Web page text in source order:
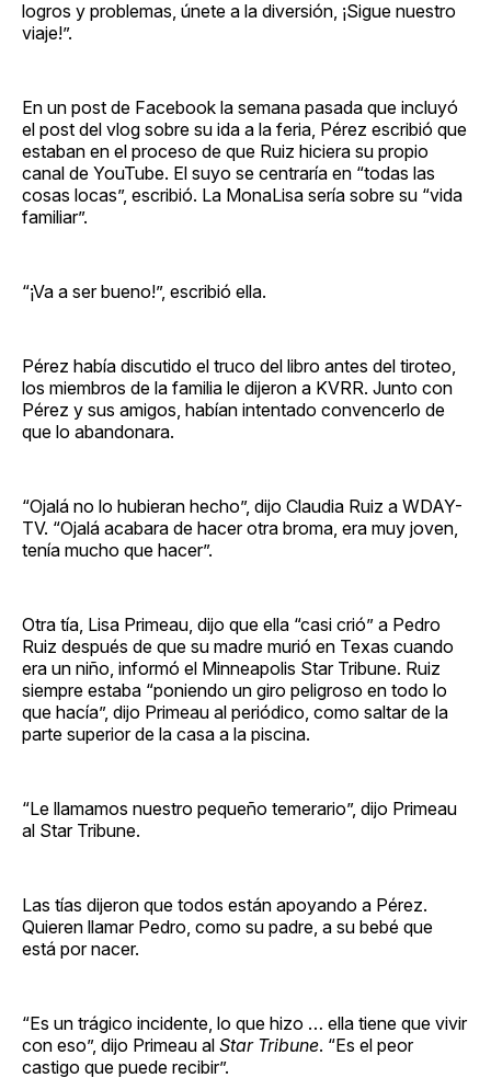
logros y problemas, únete a la diversión, ¡Sigue nuestro
viaje!”.
En un post de Facebook la semana pasada que incluyó
el post del vlog sobre su ida a la feria, Pérez escribió que
estaban en el proceso de que Ruiz hiciera su propio
canal de YouTube. El suyo se centraría en “todas las
cosas locas”, escribió. La MonaLisa sería sobre su “vida
familiar”.
“¡Va a ser bueno!”, escribió ella.
Pérez había discutido el truco del libro antes del tiroteo,
los miembros de la familia le dijeron a KVRR. Junto con
Pérez y sus amigos, habían intentado convencerlo de
que lo abandonara.
“Ojalá no lo hubieran hecho”, dijo Claudia Ruiz a WDAY-
TV. “Ojalá acabara de hacer otra broma, era muy joven,
tenía mucho que hacer”.
Otra tía, Lisa Primeau, dijo que ella “casi crió” a Pedro
Ruiz después de que su madre murió en Texas cuando
era un niño, informó el Minneapolis Star Tribune. Ruiz
siempre estaba “poniendo un giro peligroso en todo lo
que hacía”, dijo Primeau al periódico, como saltar de la
parte superior de la casa a la piscina.
“Le llamamos nuestro pequeño temerario”, dijo Primeau
al Star Tribune.
Las tías dijeron que todos están apoyando a Pérez.
Quieren llamar Pedro, como su padre, a su bebé que
está por nacer.
“Es un trágico incidente, lo que hizo … ella tiene que vivir
con eso”, dijo Primeau al Star Tribune. “Es el peor
castigo que puede recibir”.